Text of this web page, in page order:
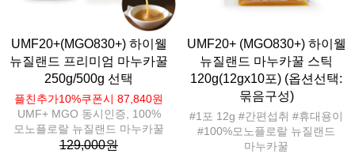
UMF20+(MGO830+) 하이웰
뉴질랜드 프리미엄 마누카꿀
250g/500g 선택
플친추가10%쿠폰시 87,840원
UMF+ MGO 동시인증, 100%
모노플로랄 뉴질랜드 마누카꿀
129,000원
UMF20+ (MGO830+) 하이웰
뉴질랜드 마누카꿀 스틱
120g(12gx10포) (옵션선택:
묶음구성)
#1포 12g #간편섭취 #휴대용이
#100%모노플로랄 뉴질랜드
마누카꿀